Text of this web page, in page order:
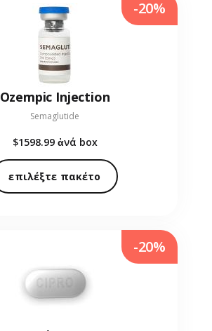
Ozempic Injection
Semaglutide
$1598.99 ἀνά box
επιλέξτε πακέτο
-20%
-20%